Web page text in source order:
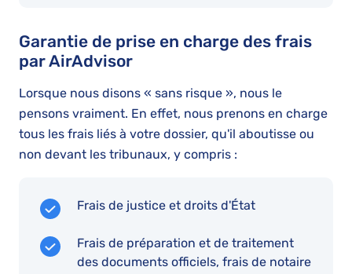
Garantie de prise en charge des frais
par AirAdvisor
Lorsque nous disons « sans risque », nous le
pensons vraiment. En effet, nous prenons en charge
tous les frais liés à votre dossier, qu'il aboutisse ou
non devant les tribunaux, y compris :
Frais de justice et droits d'État
Frais de préparation et de traitement
des documents officiels, frais de notaire